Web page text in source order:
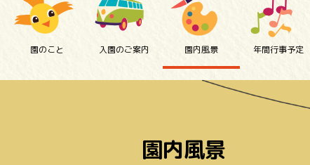
園のこと 入園のご案内 園内風景 年間行事予定
園内風景